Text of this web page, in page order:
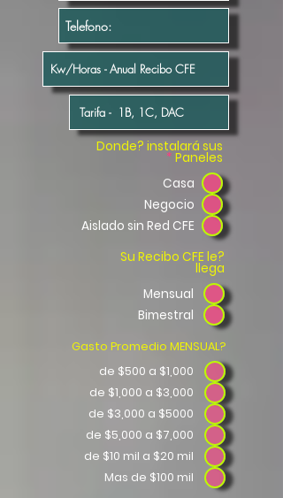
Donde? instalará sus
Paneles
*
Casa
Negocio
Aislado sin Red CFE
?Su Recibo CFE le
llega
Mensual
Bimestral
?Gasto Promedio MENSUAL
de $500 a $1,000
de $1,000 a $3,000
de $3,000 a $5000
de $5,000 a $7,000
de $10 mil a $20 mil
Mas de $100 mil